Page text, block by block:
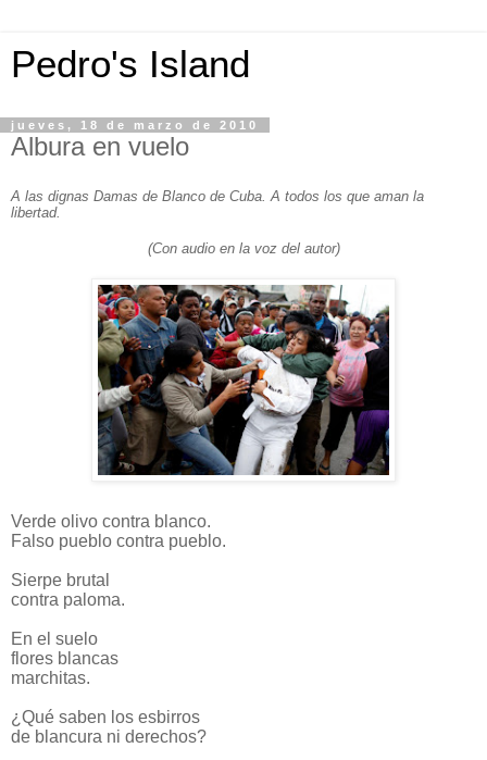
Pedro's Island
jueves, 18 de marzo de 2010
Albura en vuelo
A las dignas Damas de Blanco de Cuba. A todos los que aman la
libertad.
(Con audio en la voz del autor)
Verde olivo contra blanco.
Falso pueblo contra pueblo.
Sierpe brutal
contra paloma.
En el suelo
flores blancas
marchitas.
¿Qué saben los esbirros
de blancura ni derechos?